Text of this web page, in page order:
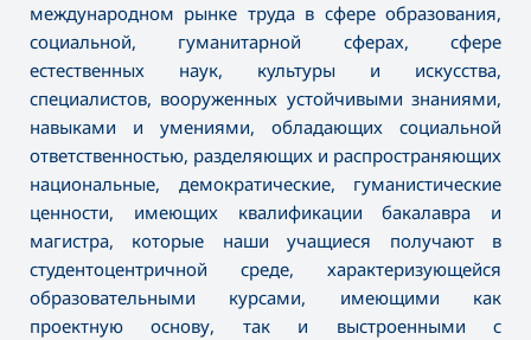
международном рынке труда в сфере образования,
социальной, гуманитарной сферах, сфере
естественных наук, культуры и искусства,
специалистов, вооруженных устойчивыми знаниями,
навыками и умениями, обладающих социальной
ответственностью, разделяющих и распространяющих
национальные, демократические, гуманистические
ценности, имеющих квалификации бакалавра и
магистра, которые наши учащиеся получают в
студентоцентричной среде, характеризующейся
образовательными курсами, имеющими как
проектную основу, так и выстроенными с